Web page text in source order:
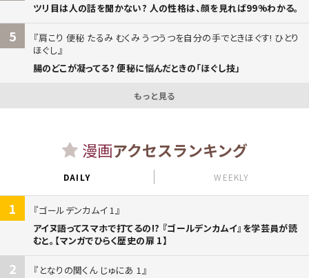
ツリ目は人の話を聞かない? 人の性格は、顔を見れば99%わかる。
5
肩こり 便秘 たるみ むくみ うつうつを自分の手でときほぐす! ひとり
ほぐし
腸のどこが凝ってる? 便秘に悩んだときの「ほぐし技」
もっと見る
漫画アクセスランキング
DAILY WEEKLY
1
ゴールデンカムイ 1
アイヌ語ってスマホで打てるの!? 『ゴールデンカムイ』を学芸員が読
むと。【マンガでひらく歴史の扉 1】
2
となりの関くん じゅにあ 1